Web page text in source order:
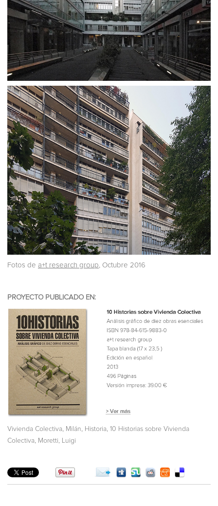
Fotos de a+t research group, Octubre 2016
PROYECTO PUBLICADO EN:
Vivienda Colectiva Milán Historia 10 Historias sobre Vivienda
Colectiva
Moretti, Luigi